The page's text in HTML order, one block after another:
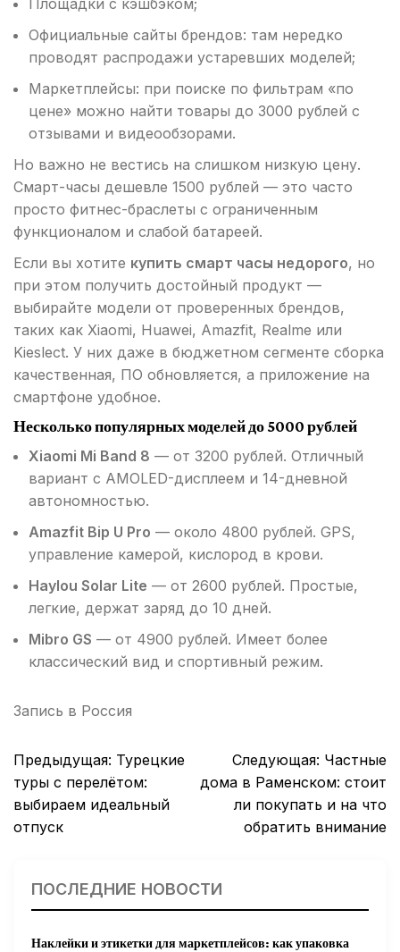
Площадки с кэшбэком;
Официальные сайты брендов: там нередко
проводят распродажи устаревших моделей;
Маркетплейсы: при поиске по фильтрам «по
цене» можно найти товары до 3000 рублей с
отзывами и видеообзорами.
Но важно не вестись на слишком низкую цену.
Смарт-часы дешевле 1500 рублей — это часто
просто фитнес-браслеты с ограниченным
функционалом и слабой батареей.
Если вы хотите купить смарт часы недорого, но
при этом получить достойный продукт —
выбирайте модели от проверенных брендов,
таких как Xiaomi, Huawei, Amazfit, Realme или
Kieslect. У них даже в бюджетном сегменте сборка
качественная, ПО обновляется, а приложение на
смартфоне удобное.
Несколько популярных моделей до 5000 рублей
Xiaomi Mi Band 8 — от 3200 рублей. Отличный
вариант с AMOLED-дисплеем и 14-дневной
автономностью.
Amazfit Bip U Pro — около 4800 рублей. GPS,
управление камерой, кислород в крови.
Haylou Solar Lite — от 2600 рублей. Простые,
легкие, держат заряд до 10 дней.
Mibro GS — от 4900 рублей. Имеет более
классический вид и спортивный режим.
Запись в Россия
Навигация
по
записям
Предыдущая: Турецкие
туры с перелётом:
выбираем идеальный
отпуск
Следующая: Частные
дома в Раменском: стоит
ли покупать и на что
обратить внимание
ПОСЛЕДНИЕ НОВОСТИ
Наклейки и этикетки для маркетплейсов: как упаковка